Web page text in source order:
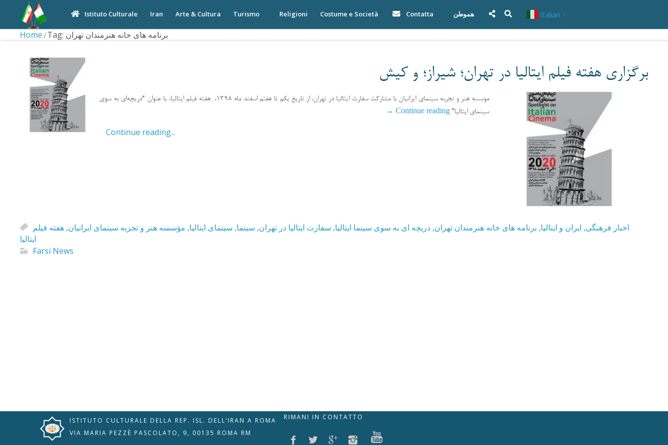
Istituto Culturale Iran Arte & Cultura Turismo Religioni Costume e Società Contatta هموطن Italian ▼
Home Tag: برنامه های خانه هنرمندان تهران
برگزاری هفته فیلم ایتالیا در تهران؛ شیراز؛ و کیش
موسسه هنر و تجربه سینمای ایرانیان با مشارکت سفارت ایتالیا در تهران، از تاریخ یکم تا هفتم اسفند ماه 1398، هفته فیلم ایتالیا، با عنوان “دریچه‌ای به سوی
سینمای ایتالیا” Continue reading
→
Continue reading...
اخبار فرهنگی, ایران و ایتالیا, برنامه های خانه هنرمندان تهران, دریچه ای به سوی سینما ایتالیا, سفارت ایتالیا در تهران, سینما, سینمای ایتالیا, مؤسسه هنر و تجربه سینمای ایرانیان, هفته فیلم
ایتالیا
Farsi News
ISTITUTO CULTURALE DELLA REP. ISL. DELL’IRAN A ROMA
VIA MARIA PEZZÈ PASCOLATO, 9, 00135 ROMA RM
RIMANI IN CONTATTO
Disattiva
Immagini
Evidenzia Link
Grande